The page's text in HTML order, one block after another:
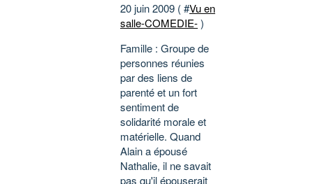
20 juin 2009 ( #Vu en
salle-COMEDIE-)
Famille : Groupe de
personnes réunies
par des liens de
parenté et un fort
sentiment de
solidarité morale et
matérielle. Quand
Alain a épousé
Nathalie, il ne savait
pas qu'il épouserait